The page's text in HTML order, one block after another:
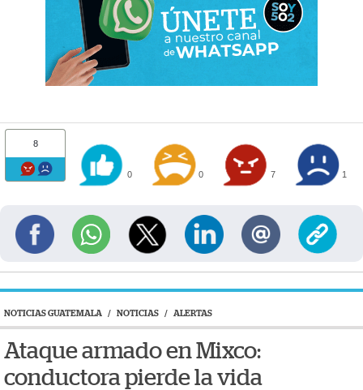
8
0 0 7 1
NOTICIAS GUATEMALA / NOTICIAS / ALERTAS
Ataque armado en Mixco:
conductora pierde la vida